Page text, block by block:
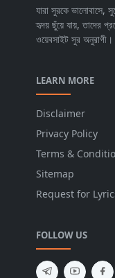
যারা সুরকে ভালোবাসে,
হৃদয় ছুঁয়ে যায়, তাদের
ওয়েবসাইট সুর অনুরাগী।
LEARN MORE
Disclaimer
Privacy Policy
Terms &
Sitemap
Request for
FOLLOW US